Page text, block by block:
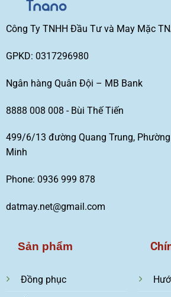
Công Ty TNHH Đầu Tư và May Mặc
GPKD: 0317296980
Ngân hàng Quân Đội – MB Bank
8888 008 008 - Bùi Thế Tiến
499/6/13 đường Quang Trung, Phường
Minh
Phone: 0936 999 878
datmay.net@gmail.com
Sản phẩm
Đồng phục